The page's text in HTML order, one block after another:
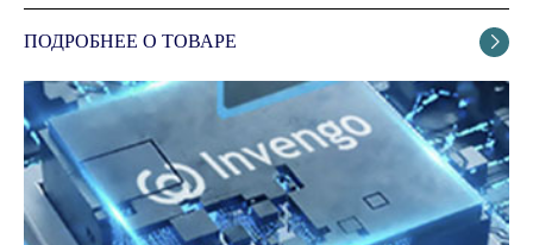
ПОДРОБНЕЕ О ТОВАРЕ 